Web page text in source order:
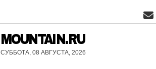
MOUNTAIN.RU
СУББОТА, 08 АВГУСТА, 2026